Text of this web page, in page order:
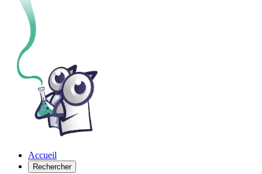
Accueil
Rechercher